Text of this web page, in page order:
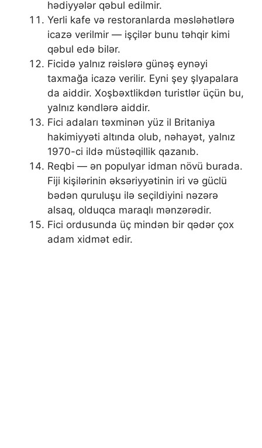
hədiyyələr qəbul edilmir.
Yerli kafe və restoranlarda məsləhətlərə
icazə verilmir — işçilər bunu təhqir kimi
qəbul edə bilər.
Ficidə yalnız rəislərə günəş eynəyi
taxmağa icazə verilir. Eyni şey şlyapalara
da aiddir. Xoşbəxtlikdən turistlər üçün bu,
yalnız kəndlərə aiddir.
Fici adaları təxminən yüz il Britaniya
hakimiyyəti altında olub, nəhayət, yalnız
1970-ci ildə müstəqillik qazanıb.
Reqbi — ən populyar idman növü burada.
Fiji kişilərinin əksəriyyətinin iri və güclü
bədən quruluşu ilə seçildiyini nəzərə
alsaq, olduqca maraqlı mənzərədir.
Fici ordusunda üç mindən bir qədər çox
adam xidmət edir.